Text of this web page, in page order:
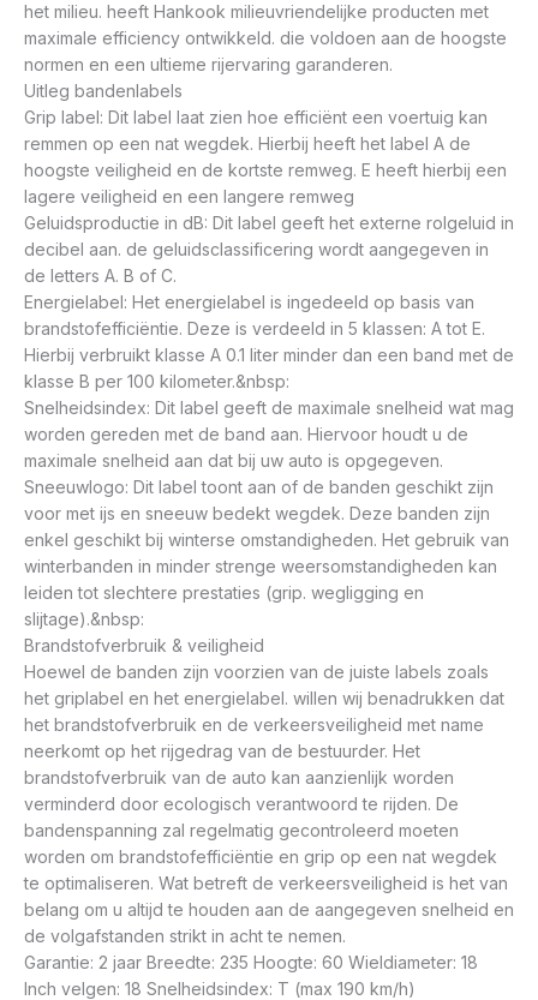
het milieu. heeft Hankook milieuvriendelijke producten met
maximale efficiency ontwikkeld. die voldoen aan de hoogste
normen en een ultieme rijervaring garanderen.
Uitleg bandenlabels
Grip label: Dit label laat zien hoe efficiënt een voertuig kan
remmen op een nat wegdek. Hierbij heeft het label A de
hoogste veiligheid en de kortste remweg. E heeft hierbij een
lagere veiligheid en een langere remweg
Geluidsproductie in dB: Dit label geeft het externe rolgeluid in
decibel aan. de geluidsclassificering wordt aangegeven in
de letters A. B of C.
Energielabel: Het energielabel is ingedeeld op basis van
brandstofefficiëntie. Deze is verdeeld in 5 klassen: A tot E.
Hierbij verbruikt klasse A 0.1 liter minder dan een band met de
klasse B per 100 kilometer.&nbsp:
Snelheidsindex: Dit label geeft de maximale snelheid wat mag
worden gereden met de band aan. Hiervoor houdt u de
maximale snelheid aan dat bij uw auto is opgegeven.
Sneeuwlogo: Dit label toont aan of de banden geschikt zijn
voor met ijs en sneeuw bedekt wegdek. Deze banden zijn
enkel geschikt bij winterse omstandigheden. Het gebruik van
winterbanden in minder strenge weersomstandigheden kan
leiden tot slechtere prestaties (grip. wegligging en
slijtage).&nbsp:
Brandstofverbruik & veiligheid
Hoewel de banden zijn voorzien van de juiste labels zoals
het griplabel en het energielabel. willen wij benadrukken dat
het brandstofverbruik en de verkeersveiligheid met name
neerkomt op het rijgedrag van de bestuurder. Het
brandstofverbruik van de auto kan aanzienlijk worden
verminderd door ecologisch verantwoord te rijden. De
bandenspanning zal regelmatig gecontroleerd moeten
worden om brandstofefficiëntie en grip op een nat wegdek
te optimaliseren. Wat betreft de verkeersveiligheid is het van
belang om u altijd te houden aan de aangegeven snelheid en
de volgafstanden strikt in acht te nemen.
Garantie: 2 jaar Breedte: 235 Hoogte: 60 Wieldiameter: 18
Inch velgen: 18 Snelheidsindex: T (max 190 km/h)